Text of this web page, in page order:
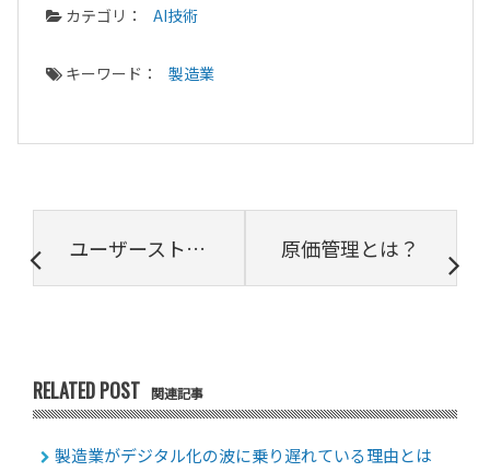
カテゴリ： AI技術
キーワード： 製造業
ユーザーストーリーとは？作成のメリットや方法、ポイントを解説 原価管理とは？
RELATED POST 関連記事
製造業がデジタル化の波に乗り遅れている理由とは